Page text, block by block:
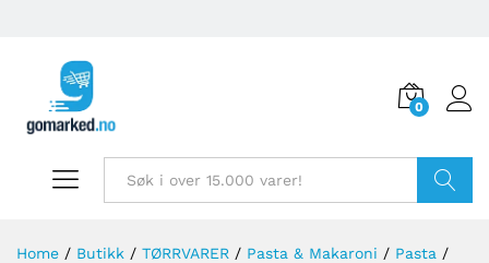
0
Home / Butikk / TØRRVARER / Pasta & Makaroni / Pasta /